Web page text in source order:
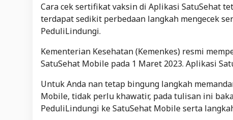
Cara cek sertifikat vaksin di Aplikasi SatuSehat
terdapat sedikit perbedaan langkah mengecek
PeduliLindungi.
Kementerian Kesehatan (Kemenkes) resmi
SatuSehat Mobile pada 1 Maret 2023. Aplikasi
Untuk Anda nan tetap bingung langkah
Mobile, tidak perlu khawatir, pada tulisan ini
PeduliLindungi ke SatuSehat Mobile serta